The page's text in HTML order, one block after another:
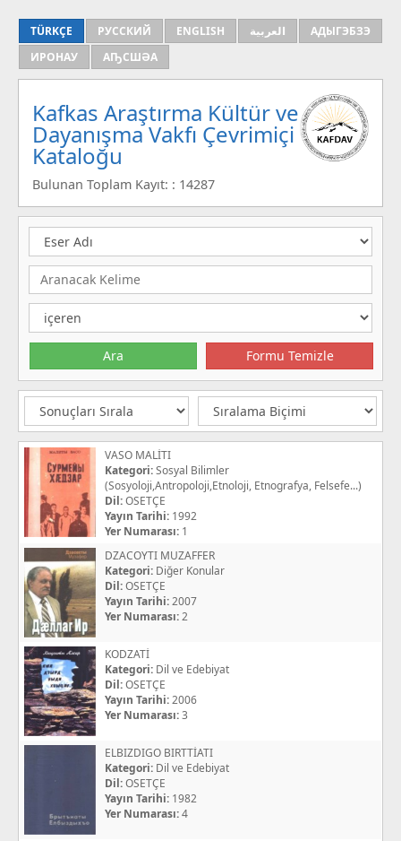
TÜRKÇE РУССКИЙ ENGLISH العربية
АДЫГЭБЗЭ
ИРОНАУ
АҦСШӘА
Kafkas Araştırma Kültür ve
Dayanışma Vakfı Çevrimiçi
Kataloğu
Bulunan Toplam Kayıt: : 14287
VASO MALİTI
Kategori:Sosyal Bilimler
(Sosyoloji,Antropoloji,Etnoloji, Etnografya, Felsefe...)
Dil:OSETÇE
Yayın Tarihi: 1992
Yer Numarası: 1
DZACOYTI MUZAFFER
Kategori: Diğer Konular
Dil:OSETÇE
Yayın Tarihi:2007
Yer Numarası:2
KODZATİ
Kategori: Dil ve Edebiyat
Dil:OSETÇE
Yayın Tarihi:2006
Yer Numarası:3
ELBIZDIGO BIRTTİATI
Kategori: Dil ve Edebiyat
Dil:OSETÇE
Yayın Tarihi: 1982
Yer Numarası:4